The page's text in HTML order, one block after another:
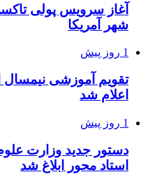
آغاز سرویس پولی
شهر آمریکا
1 روز پیش
تقویم آموزشی نیمسال
اعلام شد
1 روز پیش
دستور جدید وزارت
استاد محور ابلاغ شد